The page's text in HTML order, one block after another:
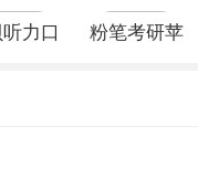
力口
粉笔考研苹